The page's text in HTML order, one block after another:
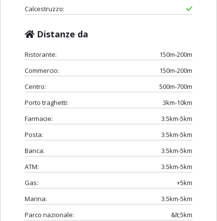
Calcestruzzo:
Distanze da
Ristorante:
150m-200m
Commercio:
150m-200m
Centro:
500m-700m
Porto traghetti:
3km-10km
Farmacie:
3.5km-5km
Posta:
3.5km-5km
Banca:
3.5km-5km
ATM:
3.5km-5km
Gas:
+5km
Marina:
3.5km-5km
Parco nazionale:
&lt;5km